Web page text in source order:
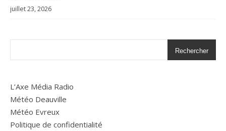
juillet 23, 2026
Rechercher
L’Axe Média Radio
Météo Deauville
Météo Evreux
Politique de confidentialité